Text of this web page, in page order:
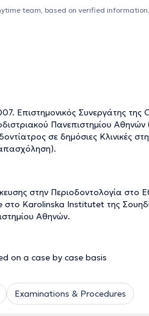
team, based on verified information.
Επιστημονικός Συνεργάτης της
Πανεπιστημίου
σε δημόσιες Κλινικές
στην Περιοδοντολογία στο
Karolinska Institutet της
Αθηνών.
on a case by case basis
Examinations & Procedures